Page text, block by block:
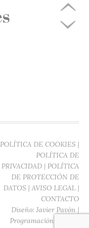
POLÍTICA DE COOKIES |
POLÍTICA DE
PRIVACIDAD | POLÍTICA
DE PROTECCIÓN DE
DATOS | AVISO LEGAL |
CONTACTO
Diseño: Javier Pavón |
Programación: